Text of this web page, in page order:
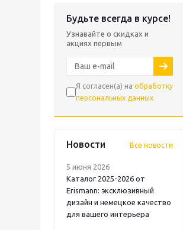
Будьте всегда в курсе!
Узнавайте о скидках и
акциях первым
Я согласен(а) на обработку
персональных данных
Новости Все новости
5 июня 2026
Каталог 2025-2026 от
Erismann: эксклюзивный
дизайн и немецкое качество
для вашего интерьера